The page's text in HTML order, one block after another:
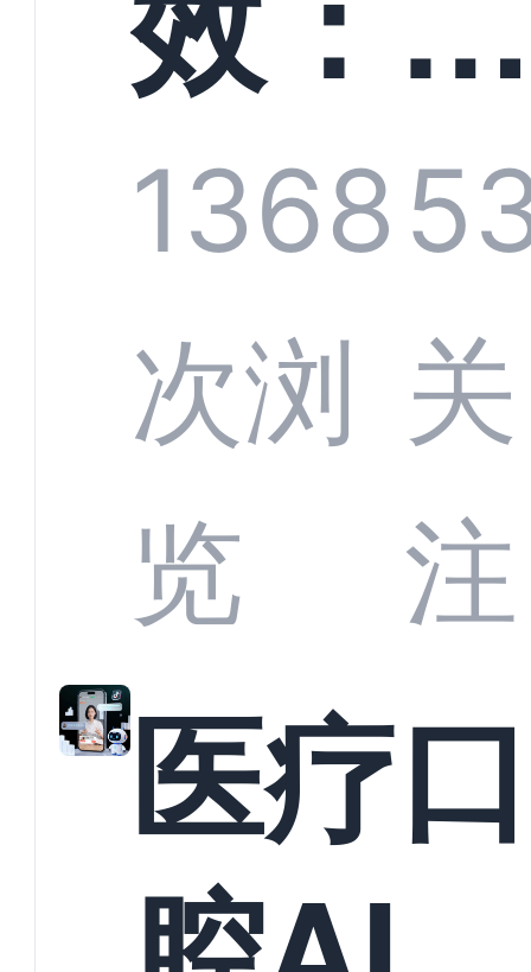
技何以
定义行
业标
准？
螂科技
CRM
何助力
教育机
构实现
1368
次浏
览
关
注
医疗口